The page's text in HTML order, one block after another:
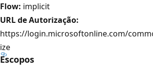
Flow: implicit
URL de Autorização:
https://login.microsoftonline.com/
ize
Escopos